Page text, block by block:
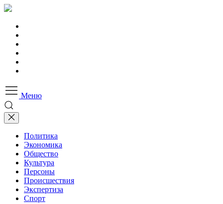
Меню
Политика
Экономика
Общество
Культура
Персоны
Происшествия
Экспертиза
Спорт